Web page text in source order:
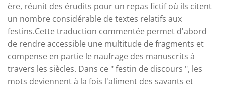
ère, réunit des érudits pour un repas fictif où ils citent
un nombre considérable de textes relatifs aux
festins.Cette traduction commentée permet d'abord
de rendre accessible une multitude de fragments et
compense en partie le naufrage des manuscrits à
travers les siècles. Dans ce " festin de discours ", les
mots deviennent à la fois l'aliment des savants et